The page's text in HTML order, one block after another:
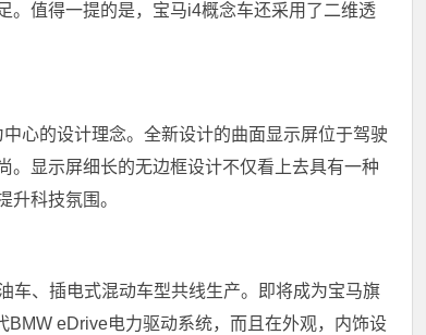
。值得一提的是，宝马i4概念车还采用了二维透
心的设计理念。全新设计的曲面显示屏位于驾驶
。显示屏细长的无边框设计不仅看上去具有一种
升科技氛围。
车、插电式混动车型共线生产。即将成为宝马旗
eDrive电力驱动系统，而且在外观，内饰设